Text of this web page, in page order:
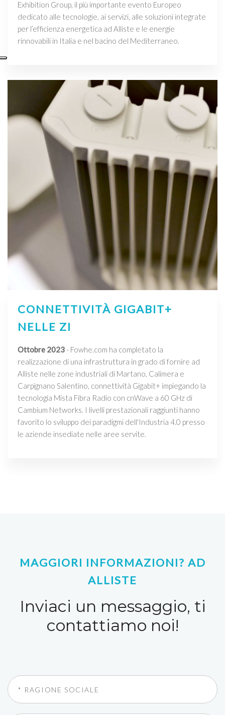
Exhibition Group, il più importante evento Europeo
dedicato alle tecnologie, ai servizi, alle soluzioni integrate
per l’efficienza energetica ad Alliste e le energie
rinnovabili in Italia e nel bacino del Mediterraneo.
CONNETTIVITÀ GIGABIT+
NELLE ZI
Ottobre 2023- Fowhe.com ha completato la
realizzazione di una infrastruttura in grado di fornire ad
Alliste nelle zone industriali di Martano, Calimera e
Carpignano Salentino, connettività Gigabit+ impiegando la
tecnologia Mista Fibra Radio con cnWave a 60 GHz di
Cambium Networks. I livelli prestazionali raggiunti hanno
favorito lo sviluppo dei paradigmi dell'Industria 4.0 presso
le aziende insediate nelle aree servite.
MAGGIORI INFORMAZIONI? AD
ALLISTE
Inviaci un messaggio, ti
contattiamo noi!